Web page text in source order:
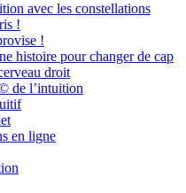
avec les constellations
!
!
histoire pour changer de cap
droit
de l’intuition
en ligne